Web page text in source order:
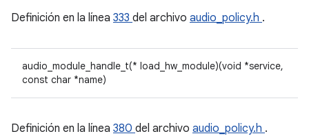
Definición en la línea 333 del archivo audio_policy.h .
audio_module_handle_t(* load_hw_module)(void *service,
const char *name)
Definición en la línea 380 del archivo audio_policy.h .